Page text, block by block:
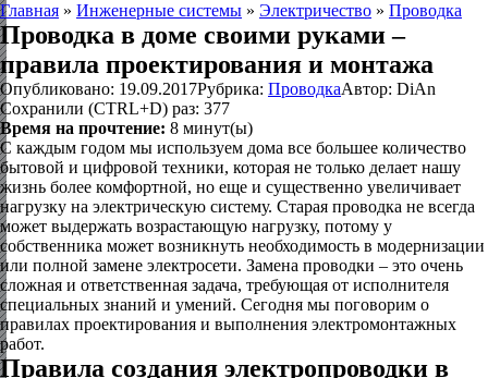
Главная » Инженерные системы » Электричество » Проводка
Проводка в доме своими руками –
правила проектирования и монтажа
Опубликовано: 19.09.2017Рубрика: ПроводкаАвтор: DiAn
Сохранили (CTRL+D) раз: 377
Время на прочтение: 8 минут(ы)
С каждым годом мы используем дома все большее количество
бытовой и цифровой техники, которая не только делает нашу
жизнь более комфортной, но еще и существенно увеличивает
нагрузку на электрическую систему. Старая проводка не всегда
может выдержать возрастающую нагрузку, потому у
собственника может возникнуть необходимость в модернизации
или полной замене электросети. Замена проводки – это очень
сложная и ответственная задача, требующая от исполнителя
специальных знаний и умений. Сегодня мы поговорим о
правилах проектирования и выполнения электромонтажных
работ.
Правила создания электропроводки в